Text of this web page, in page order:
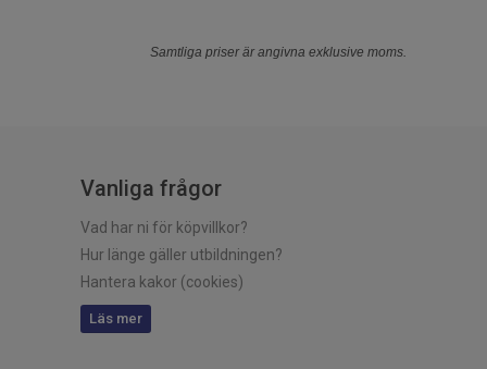
Samtliga priser är angivna exklusive moms.
Vanliga frågor
Vad har ni för köpvillkor?
Hur länge gäller utbildningen?
Hantera kakor (cookies)
Läs mer